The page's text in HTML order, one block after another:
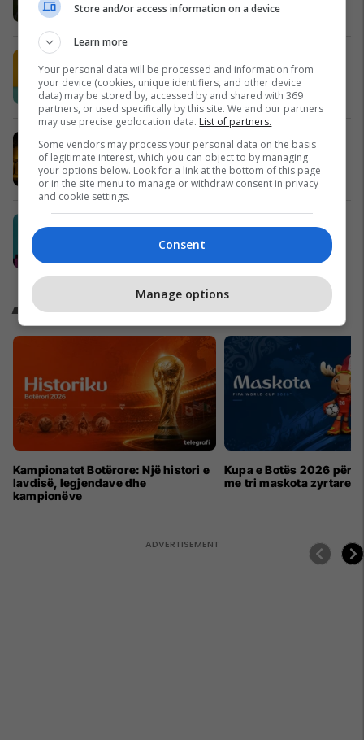
Petrol Company
arritur: Lime & Jalapeño.
Popeyes
Me VIPA, çdo ndeshje shijohet
ndryshe
Vipa Chips
minuta
Kampionati Botëror 2026
Kampionatet Botërore: Një histori e
lavdisë, legjendave dhe
kampionëve
Kupa e Botës 2026 për
me tri maskota zyrtare
Store and/or access information on a device
Learn more
Your personal data will be processed and information from
your device (cookies, unique identifiers, and other device
data) may be stored by, accessed by and shared with 369
partners, or used specifically by this site. We and our partners
may use precise geolocation data. List of partners.
Some vendors may process your personal data on the basis
of legitimate interest, which you can object to by managing
your options below. Look for a link at the bottom of this page
or in the site menu to manage or withdraw consent in privacy
and cookie settings.
Consent
Manage options